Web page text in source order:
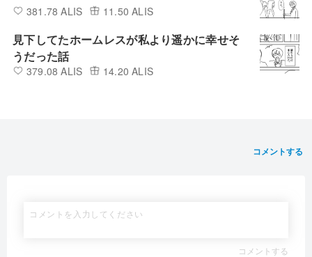
381.78 ALIS 11.50 ALIS
見下してたホームレスが私より遥かに幸せそ
うだった話
379.08 ALIS 14.20 ALIS
コメントする
コメントする